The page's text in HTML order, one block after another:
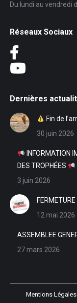
Du lundi au vendredi
Réseaux Sociaux
Dernières
Fin de
30 juin 2026
INFORMATION
DES TROPHÉES
3 juin 2026
12 mai 2026
ASSEMBLEE
27 mars 2026
Mentions Légales